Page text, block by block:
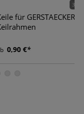
3
für GERSTAECKER
0,90 €